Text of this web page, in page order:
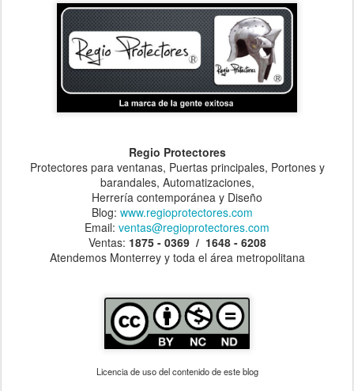
Regio Protectores
Protectores para ventanas, Puertas principales, Portones y
barandales, Automatizaciones,
Herrería contemporánea y Diseño
Blog: www.regioprotectores.com
Email: ventas@regioprotectores.com
Ventas: 1875 - 0369 / 1648 - 6208
Atendemos Monterrey y toda el área metropolitana
Licencia de uso del contenido de este blog